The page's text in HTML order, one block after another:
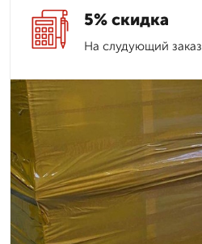
5% скидка
На слудующий заказ